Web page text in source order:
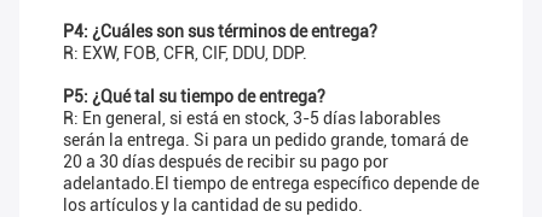
P4: ¿Cuáles son sus términos de entrega?
R: EXW, FOB, CFR, CIF, DDU, DDP.
P5: ¿Qué tal su tiempo de entrega?
R: En general, si está en stock, 3-5 días laborables
serán la entrega. Si para un pedido grande, tomará de
20 a 30 días después de recibir su pago por
adelantado.El tiempo de entrega específico depende de
los artículos y la cantidad de su pedido.